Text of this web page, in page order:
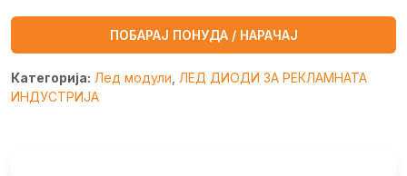
ПОБАРАЈ ПОНУДА / НАРАЧАЈ
Категорија: Лед модули ЛЕД ДИОДИ ЗА РЕКЛАМНАТА
ИНДУСТРИЈА